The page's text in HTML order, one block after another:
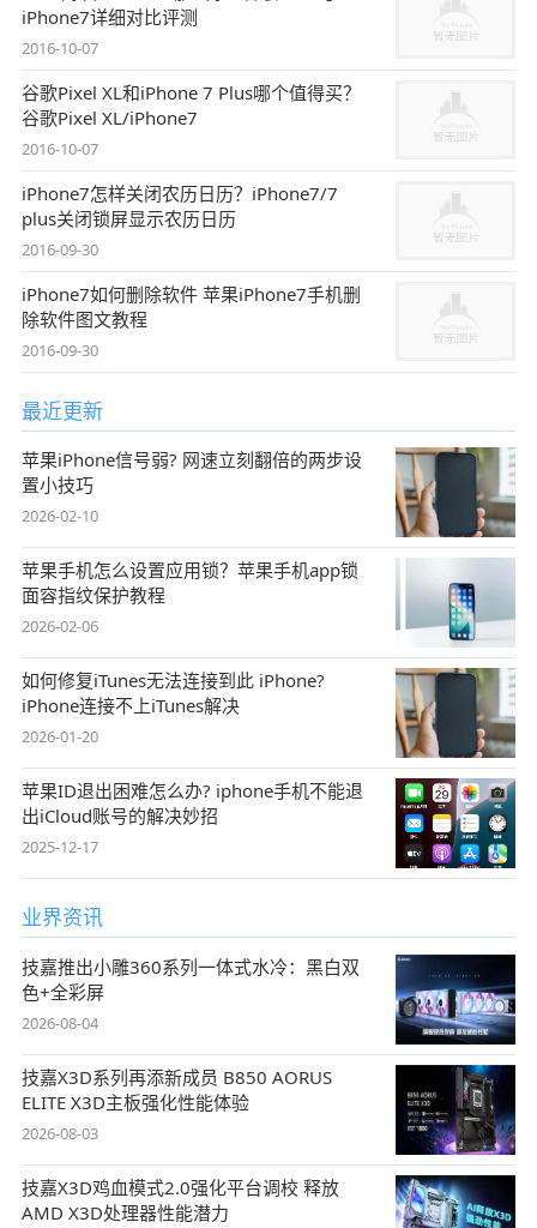
iPhone7详细对比评测
2016-10-07
谷歌Pixel XL和iPhone 7 Plus哪个值得买？
谷歌Pixel XL/iPhone7
2016-10-07
iPhone7怎样关闭农历日历？iPhone7/7
plus关闭锁屏显示农历日历
2016-09-30
iPhone7如何删除软件 苹果iPhone7手机删
除软件图文教程
2016-09-30
最近更新
苹果iPhone信号弱? 网速立刻翻倍的两步设
置小技巧
2026-02-10
苹果手机怎么设置应用锁？苹果手机app锁
面容指纹保护教程
2026-02-06
如何修复iTunes无法连接到此 iPhone?
iPhone连接不上iTunes解决
2026-01-20
苹果ID退出困难怎么办? iphone手机不能退
出iCloud账号的解决妙招
2025-12-17
业界资讯
技嘉推出小雕360系列一体式水冷：黑白双
色+全彩屏
2026-08-04
技嘉X3D系列再添新成员 B850 AORUS
ELITE X3D主板强化性能体验
2026-08-03
技嘉X3D鸡血模式2.0强化平台调校 释放
AMD X3D处理器性能潜力